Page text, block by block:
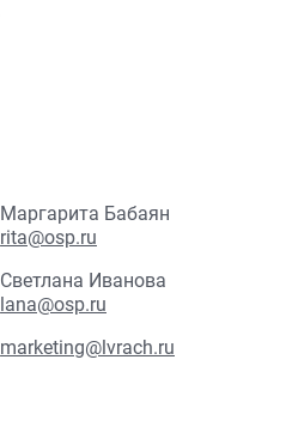
Маргарита Бабаян
rita@osp.ru
Светлана Иванова
lana@osp.ru
marketing@lvrach.ru